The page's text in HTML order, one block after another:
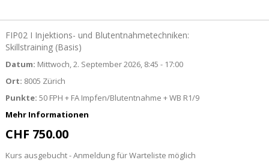
Produkte
FIP02 I Injektions- und Blutentnahmetechniken:
Skillstraining (Basis)
Datum: Mittwoch, 2. September 2026, 8:45 - 17:00
Ort: 8005 Zürich
Punkte: 50 FPH + FA Impfen/Blutentnahme + WB R1/9
Mehr Informationen
CHF 750.00
Kurs ausgebucht - Anmeldung für Warteliste möglich